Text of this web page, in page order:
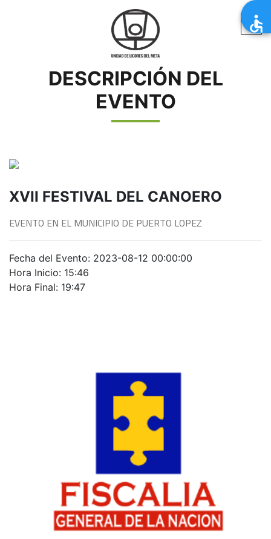
DESCRIPCIÓN DEL
EVENTO
XVII FESTIVAL DEL CANOERO
EVENTO EN EL MUNICIPIO DE PUERTO LOPEZ
Fecha del Evento: 2023-08-12 00:00:00
Hora Inicio: 15:46
Hora Final: 19:47